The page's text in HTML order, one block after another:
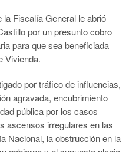
Fiscalía General le abrió
por un presunto cobro
para que sea beneficiada
Vivienda.
por tráfico de influencias,
agravada, encubrimiento
pública por los casos
ascensos irregulares en las
Nacional, la obstrucción en la